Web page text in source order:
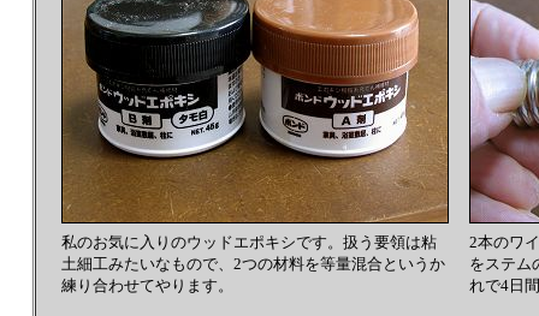
私のお気に入りのウッドエポキシです。扱う要領は粘
土細工みたいなもので、2つの材料を等量混合というか
練り合わせてやります。
2本のワ
をステム
れで4日